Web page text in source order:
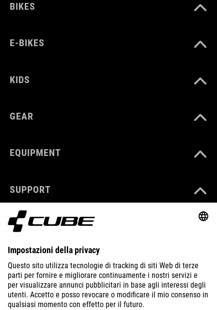
BIKES
E-BIKES
KIDS
GEAR
EQUIPMENT
SUPPORT
ABOUT US
EXPLORE